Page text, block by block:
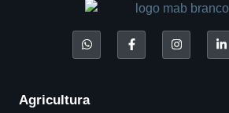
Agricultura